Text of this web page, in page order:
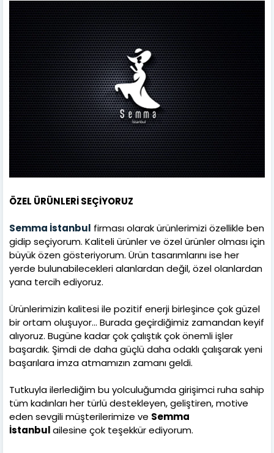
ÖZEL ÜRÜNLERİ SEÇİYORUZ
Semma İstanbul firması olarak ürünlerimizi özellikle ben
gidip seçiyorum. Kaliteli ürünler ve özel ürünler olması için
büyük özen gösteriyorum. Ürün tasarımlarını ise her
yerde bulunabilecekleri alanlardan değil, özel olanlardan
yana tercih ediyoruz.
Ürünlerimizin kalitesi ile pozitif enerji birleşince çok güzel
bir ortam oluşuyor… Burada geçirdiğimiz zamandan keyif
alıyoruz. Bugüne kadar çok çalıştık çok önemli işler
başardık. Şimdi de daha güçlü daha odaklı çalışarak yeni
başarılara imza atmamızın zamanı geldi.
Tutkuyla ilerlediğim bu yolculuğumda girişimci ruha sahip
tüm kadınları her türlü destekleyen, geliştiren, motive
eden sevgili müşterilerimize ve Semma
İstanbulailesine çok teşekkür ediyorum.